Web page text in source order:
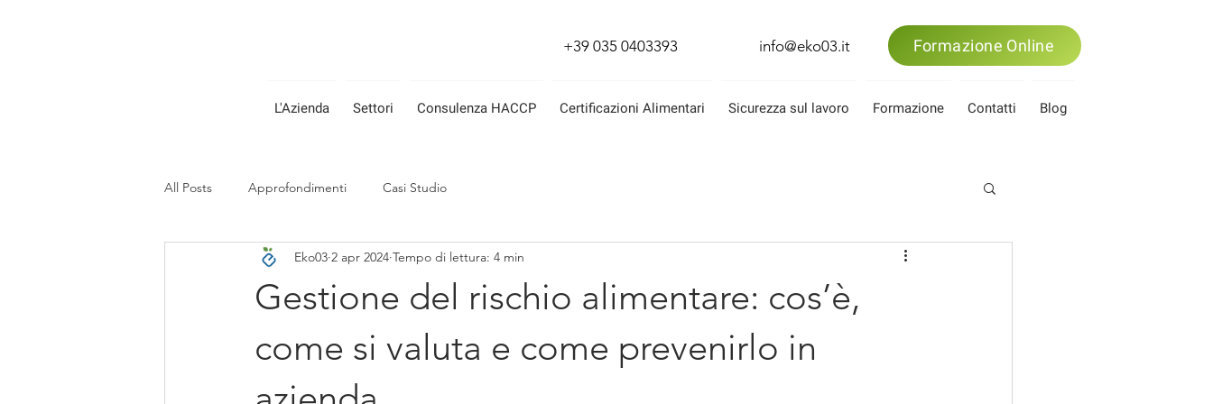
+39 035 0403393 info@eko03.it Formazione Online
L'Azienda Settori Consulenza HACCP Certificazioni Alimentari Sicurezza sul lavoro Formazione Contatti Blog
All Posts Approfondimenti Casi Studio
Gestione del rischio alimentare: cos’è,
come si valuta e come prevenirlo in
Eko03 2 apr 2024 Tempo di lettura: 4 min